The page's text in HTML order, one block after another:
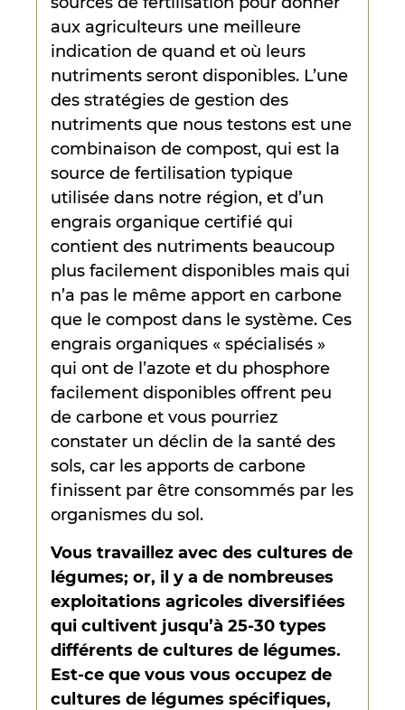
aux agriculteurs une meilleure
indication de quand et où leurs
nutriments seront disponibles. L’une
des stratégies de gestion des
nutriments que nous testons est une
combinaison de compost, qui est la
source de fertilisation typique
utilisée dans notre région, et d’un
engrais organique certifié qui
contient des nutriments beaucoup
plus facilement disponibles mais qui
n’a pas le même apport en carbone
que le compost dans le système. Ces
engrais organiques « spécialisés »
qui ont de l’azote et du phosphore
facilement disponibles offrent peu
de carbone et vous pourriez
constater un déclin de la santé des
sols, car les apports de carbone
finissent par être consommés par les
organismes du sol.
Vous travaillez avec des cultures de
légumes; or, il y a de nombreuses
exploitations agricoles diversifiées
qui cultivent jusqu’à 25-30 types
différents de cultures de légumes.
Est-ce que vous vous occupez de
cultures de légumes spécifiques,